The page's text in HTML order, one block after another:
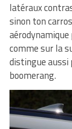
latéraux
sinon ton
comme sur la
distingue aussi
boomerang.